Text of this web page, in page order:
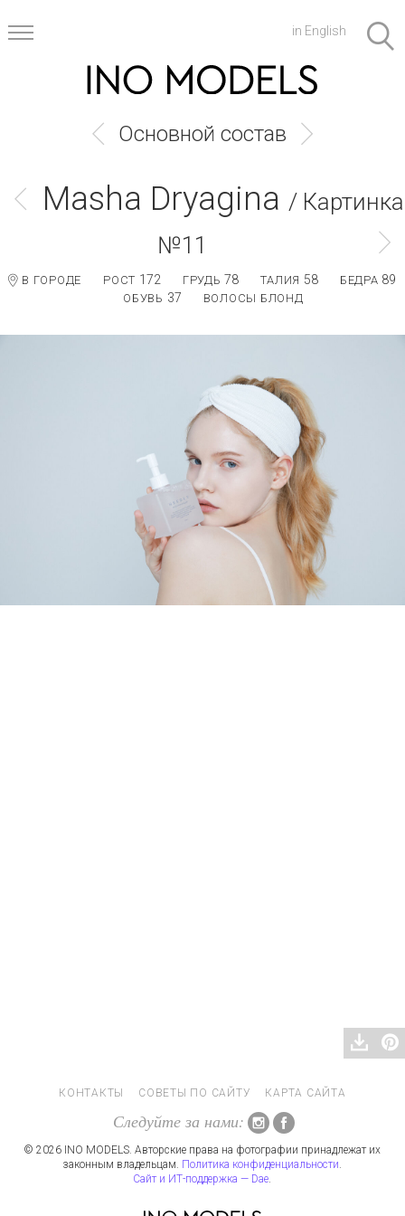
in English
Основной состав
Masha Dryagina / Картинка
№11
В ГОРОДЕ РОСТ 172 ГРУДЬ 78 ТАЛИЯ 58 БЕДРА 89
ОБУВЬ 37 ВОЛОСЫ БЛОНД
КОНТАКТЫ СОВЕТЫ ПО САЙТУ КАРТА САЙТА
Следуйте за нами:
© 2026 INO MODELS. Авторские права на фотографии принадлежат их
законным владельцам. Политика конфиденциальности.
Сайт и ИТ-поддержка — Dae.